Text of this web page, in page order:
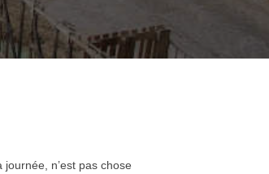
n’est pas chose